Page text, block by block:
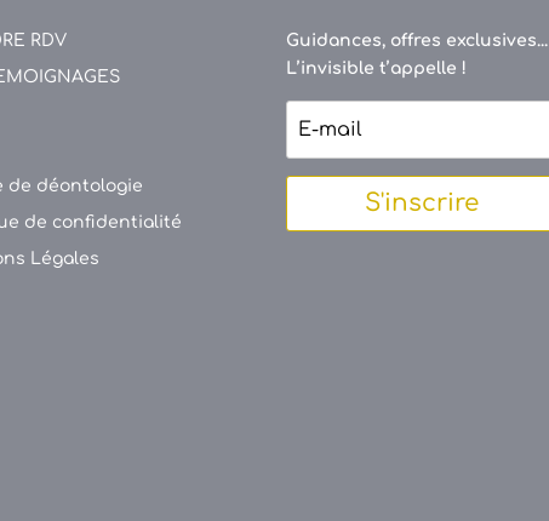
RDV
de déontologie
de confidentialité
Légales
Guidances, offres exclusives...
L’invisible t’appelle !
S'inscrire